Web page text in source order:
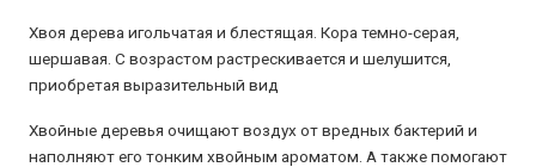
Хвоя дерева игольчатая и блестящая. Кора темно-серая,
шершавая. С возрастом растрескивается и шелушится,
приобретая выразительный вид
Хвойные деревья очищают воздух от вредных бактерий и
наполняют его тонким хвойным ароматом. А также помогают